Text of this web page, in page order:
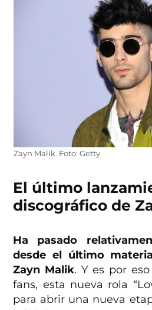
Zayn Malik. Foto: Getty
El último
discográfico de
Ha pasado
desde el último
Zayn Malik. Y es por
fans, esta nueva rola
para abrir una nueva